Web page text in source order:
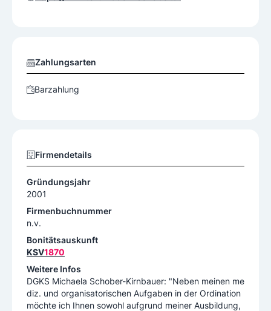
Zahlungsarten
Barzahlung
Firmendetails
Gründungsjahr
2001
Firmenbuchnummer
n.v.
Bonitätsauskunft
KSV1870
Weitere Infos
DGKS Michaela Schober-Kirnbauer: "Neben meinen me
diz. und organisatorischen Aufgaben in der Ordination
möchte ich Ihnen sowohl aufgrund meiner Ausbildung,